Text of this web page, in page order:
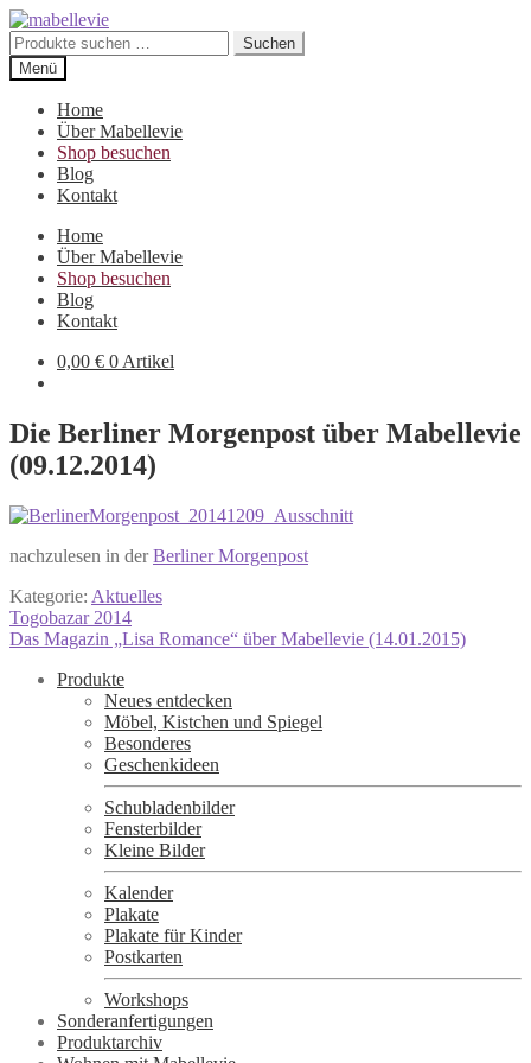
Zur
Navigation
springen
Zum
Inhalt
springen
Suchen
nach:
Suchen
Menü
Home
Über Mabellevie
Shop besuchen
Blog
Kontakt
Home
Über Mabellevie
Shop besuchen
Blog
Kontakt
0,00 € 0 Artikel
Die Berliner Morgenpost über Mabellevie
(09.12.2014)
nachzulesen in derBerliner Morgenpost
Kategorie: Aktuelles
Beitragsnavigation
Vorheriger
Beitrag:
Togobazar 2014
Nächster
Das Magazin „Lisa Romance“ über Mabellevie (14.01.2015)
Produkte
Neues entdecken
Möbel, Kistchen und Spiegel
Besonderes
Geschenkideen
Schubladenbilder
Fensterbilder
Kleine Bilder
Kalender
Plakate
Plakate für Kinder
Postkarten
Workshops
Sonderanfertigungen
Produktarchiv